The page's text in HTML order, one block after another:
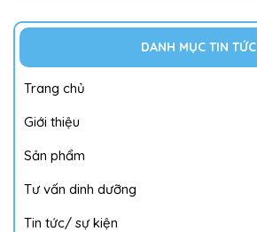
DANH MỤC TIN TỨC
Trang chủ
Giới thiệu
Sản phẩm
Tư vấn dinh dưỡng
Tin tức/ sự kiện